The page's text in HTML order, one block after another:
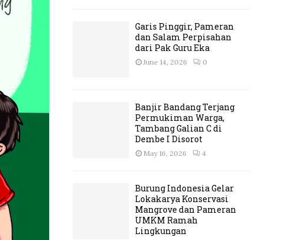
Garis Pinggir, Pameran
dan Salam Perpisahan
dari Pak Guru Eka
June 14, 2026 0
Banjir Bandang Terjang
Permukiman Warga,
Tambang Galian C di
Dembe I Disorot
May 16, 2026 4
Burung Indonesia Gelar
Lokakarya Konservasi
Mangrove dan Pameran
UMKM Ramah
Lingkungan